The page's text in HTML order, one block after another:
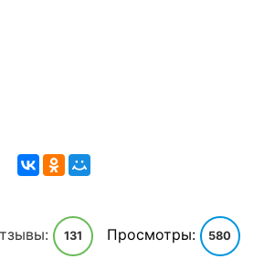
131 Просмотры: 580